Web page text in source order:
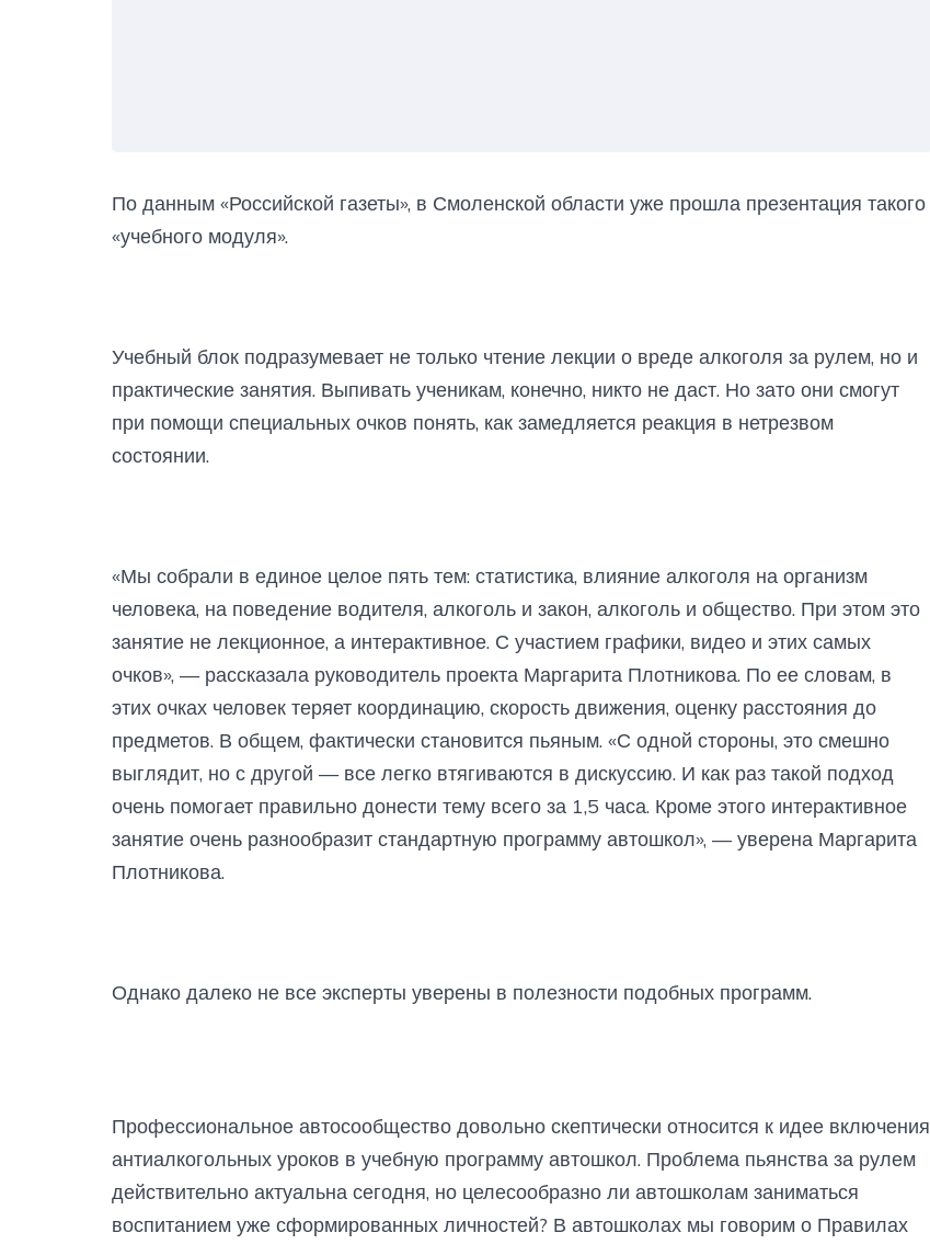
По данным «Российской газеты», в Смоленской области уже прошла презентация такого
«учебного модуля».
Учебный блок подразумевает не только чтение лекции о вреде алкоголя за рулем, но и
практические занятия. Выпивать ученикам, конечно, никто не даст. Но зато они смогут
при помощи специальных очков понять, как замедляется реакция в нетрезвом
состоянии.
«Мы собрали в единое целое пять тем: статистика, влияние алкоголя на организм
человека, на поведение водителя, алкоголь и закон, алкоголь и общество. При этом это
занятие не лекционное, а интерактивное. С участием графики, видео и этих самых
очков», — рассказала руководитель проекта Маргарита Плотникова. По ее словам, в
этих очках человек теряет координацию, скорость движения, оценку расстояния до
предметов. В общем, фактически становится пьяным. «С одной стороны, это смешно
выглядит, но с другой — все легко втягиваются в дискуссию. И как раз такой подход
очень помогает правильно донести тему всего за 1,5 часа. Кроме этого интерактивное
занятие очень разнообразит стандартную программу автошкол», — уверена Маргарита
Плотникова.
Однако далеко не все эксперты уверены в полезности подобных программ.
Профессиональное автосообщество довольно скептически относится к идее включения
антиалкогольных уроков в учебную программу автошкол. Проблема пьянства за рулем
действительно актуальна сегодня, но целесообразно ли автошколам заниматься
воспитанием уже сформированных личностей? В автошколах мы говорим о Правилах